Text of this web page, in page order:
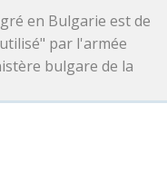
en Bulgarie est de
par l'armée
bulgare de la